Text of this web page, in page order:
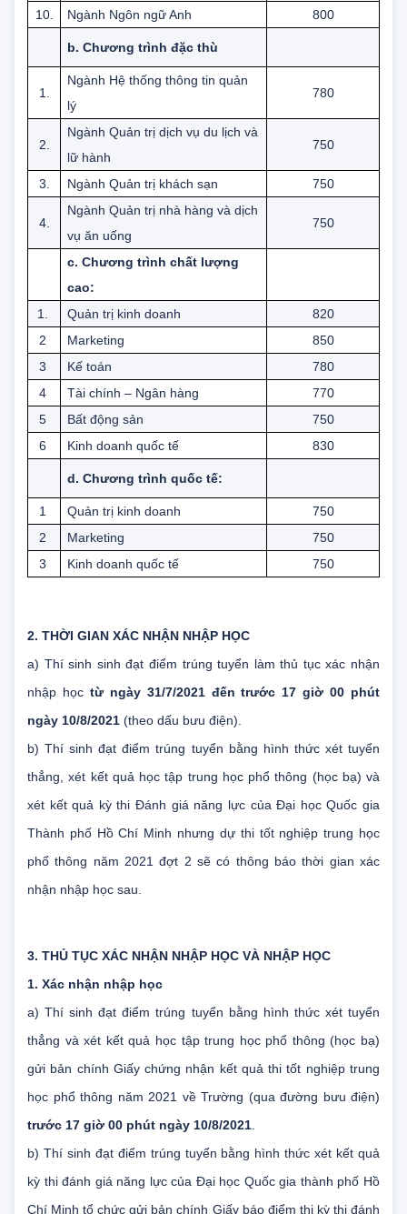
9. Ngành Toán kinh tế
800
Ngành Ngôn ngữ Anh
b. Chương trình đặc thù
1.
Ngành Hệ thống thông tin quản
lý
780
2.
Ngành Quản trị dịch vụ du lịch và
lữ hành
750
Ngành Quản trị khách sạn
4.
Ngành Quản trị nhà hàng và dịch
vụ ăn uống
750
c. Chương trình chất lượng
cao:
1.
Quản trị kinh doanh
820
2
Marketing
850
3
Kế toán
780
4
Tài chính – Ngân hàng
770
5
Bất động sản
750
Kinh doanh quốc tế
d. Chương trình quốc tế:
1 Quản trị kinh doanh
750
2
Marketing
750
2. THỜI GIAN XÁC NHẬN NHẬP HỌC
a) Thí sinh sinh đạt điểm trúng tuyển làm thủ tục xác nhận
nhập họctừ ngày 31/7/2021 đến trước 17 giờ 00 phút
ngày 10/8/2021 (theo dấu bưu điện).
b) Thí sinh đạt điểm trúng tuyển bằng hình thức xét tuyển
thẳng, xét kết quả học tập trung học phổ thông (học bạ) và
xét kết quả kỳ thi Đánh giá năng lực của Đại học Quốc gia
Thành phố Hồ Chí Minh nhưng dự thi tốt nghiệp trung học
phổ thông năm 2021 đợt 2 sẽ có thông báo thời gian xác
3. THỦ TỤC XÁC NHẬN NHẬP HỌC VÀ NHẬP HỌC
1. Xác nhận nhập học
a) Thí sinh đạt điểm trúng tuyển bằng hình thức xét tuyển
thẳng và xét kết quả học tập trung học phổ thông (học bạ)
gửi bản chính Giấy chứng nhận kết quả thi tốt nghiệp trung
học phổ thông năm 2021 về Trường (qua đường bưu điện)
trước 17 giờ 00 phút ngày 10/8/2021
b) Thí sinh đạt điểm trúng tuyển bằng hình thức xét kết quả
kỳ thi đánh giá năng lực của Đại học Quốc gia thành phố Hồ